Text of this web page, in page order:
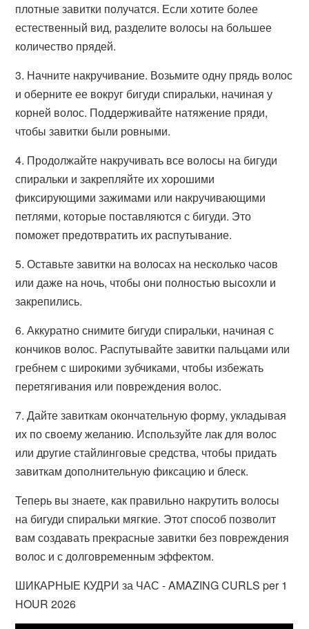
плотные завитки получатся. Если хотите более
естественный вид, разделите волосы на большее
количество прядей.
3. Начните накручивание. Возьмите одну прядь волос
и оберните ее вокруг бигуди спиральки, начиная у
корней волос. Поддерживайте натяжение пряди,
чтобы завитки были ровными.
4. Продолжайте накручивать все волосы на бигуди
спиральки и закрепляйте их хорошими
фиксирующими зажимами или накручивающими
петлями, которые поставляются с бигуди. Это
поможет предотвратить их распутывание.
5. Оставьте завитки на волосах на несколько часов
или даже на ночь, чтобы они полностью высохли и
закрепились.
6. Аккуратно снимите бигуди спиральки, начиная с
кончиков волос. Распутывайте завитки пальцами или
гребнем с широкими зубчиками, чтобы избежать
перетягивания или повреждения волос.
7. Дайте завиткам окончательную форму, укладывая
их по своему желанию. Используйте лак для волос
или другие стайлинговые средства, чтобы придать
завиткам дополнительную фиксацию и блеск.
Теперь вы знаете, как правильно накрутить волосы
на бигуди спиральки мягкие. Этот способ позволит
вам создавать прекрасные завитки без повреждения
волос и с долговременным эффектом.
ШИКАРНЫЕ КУДРИ за ЧАС - AMAZING CURLS per 1
HOUR 2026